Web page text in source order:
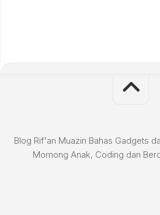
Blog Rif'an Muazin Bahas Gadgets
Momong Anak, Coding dan